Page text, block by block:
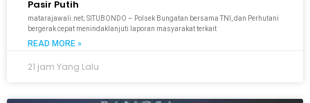
Pasir Putih
matarajawali.net; SITUBONDO – Polsek Bungatan bersama TNI, dan Perhutani
bergerak cepat menindaklanjuti laporan masyarakat terkait
READ MORE »
21 jam Yang Lalu